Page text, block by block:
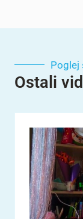
Poglej
Ostali